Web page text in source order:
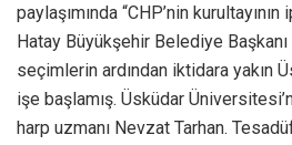
paylaşımında “CHP’nin
Hatay Büyükşehir Belediye
seçimlerin ardından iktidara yakın
işe başlamış. Üsküdar
harp uzmanı Nevzat Tarhan.